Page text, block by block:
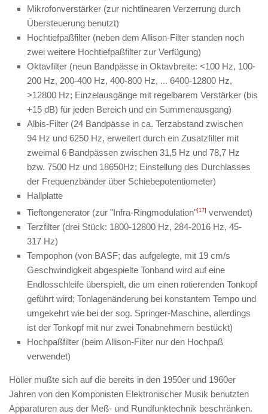
Mikrofonverstärker (zur nichtlinearen Verzerrung durch
Übersteuerung benutzt)
Hochtiefpaßfilter (neben dem Allison-Filter standen noch
zwei weitere Hochtiefpaßfilter zur Verfügung)
Oktavfilter (neun Bandpässe in Oktavbreite: <100 Hz, 100-
200 Hz, 200-400 Hz, 400-800 Hz, ... 6400-12800 Hz,
>12800 Hz; Einzelausgänge mit regelbarem Verstärker (bis
+15 dB) für jeden Bereich und ein Summenausgang)
Albis-Filter (24 Bandpässe in ca. Terzabstand zwischen
94 Hz und 6250 Hz, erweitert durch ein Zusatzfilter mit
zweimal 6 Bandpässen zwischen 31,5 Hz und 78,7 Hz
bzw. 7500 Hz und 18650Hz; Einstellung des Durchlasses
der Frequenzbänder über Schiebepotentiometer)
Hallplatte
Tieftongenerator (zur "Infra-Ringmodulation"[17] verwendet)
Terzfilter (drei Stück: 1800-12800 Hz, 284-2016 Hz, 45-
317 Hz)
Tempophon (von BASF; das aufgelegte, mit 19 cm/s
Geschwindigkeit abgespielte Tonband wird auf eine
Endlosschleife überspielt, die um einen rotierenden Tonkopf
geführt wird; Tonlagenänderung bei konstantem Tempo und
umgekehrt wie bei der sog. Springer-Maschine, allerdings
ist der Tonkopf mit nur zwei Tonabnehmern bestückt)
Hochpaßfilter (beim Allison-Filter nur den Hochpaß
verwendet)
Höller mußte sich auf die bereits in den 1950er und 1960er
Jahren von den Komponisten Elektronischer Musik benutzten
Apparaturen aus der Meß- und Rundfunktechnik beschränken.